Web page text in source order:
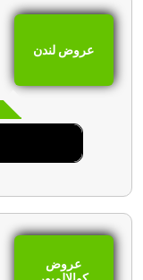
عروض لندن
عروض